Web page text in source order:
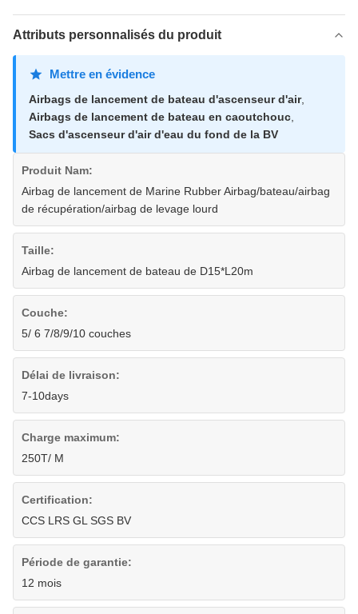
Attributs personnalisés du produit
Mettre en évidence
Airbags de lancement de bateau d'ascenseur d'air,
Airbags de lancement de bateau en caoutchouc
Sacs d'ascenseur d'air d'eau du fond de la BV
Produit Nam:
Airbag de lancement de Marine Rubber Airbag/bateau/airbag
de récupération/airbag de levage lourd
Taille:
Airbag de lancement de bateau de D15*L20m
Couche:
5/ 6 7/8/9/10 couches
Délai de livraison:
7-10days
Charge maximum:
250T/ M
Certification:
CCS LRS GL SGS BV
Période de garantie:
12 mois